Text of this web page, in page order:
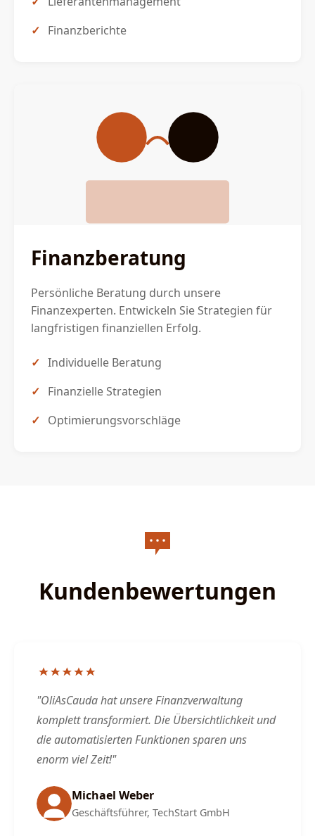
Finanzberichte
Finanzberatung
Persönliche Beratung durch unsere
Finanzexperten. Entwickeln Sie Strategien für
langfristigen finanziellen Erfolg.
Individuelle Beratung
Finanzielle Strategien
Optimierungsvorschläge
Kundenbewertungen
"OliAsCauda hat unsere Finanzverwaltung
komplett transformiert. Die Übersichtlichkeit und
die automatisierten Funktionen sparen uns
enorm viel Zeit!"
Michael Weber
Geschäftsführer, TechStart GmbH